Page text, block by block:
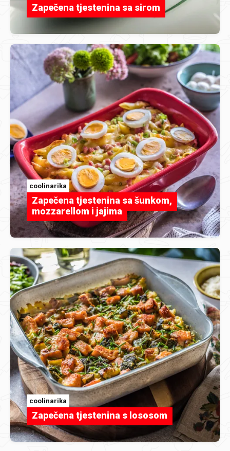
Zapečena tjestenina sa sirom
coolinarika
Zapečena tjestenina sa šunkom,
mozzarellom i jajima
coolinarika
Zapečena tjestenina s lososom